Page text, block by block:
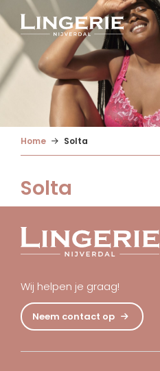
Home Solta
Solta
Wij helpen je graag!
Neem contact op